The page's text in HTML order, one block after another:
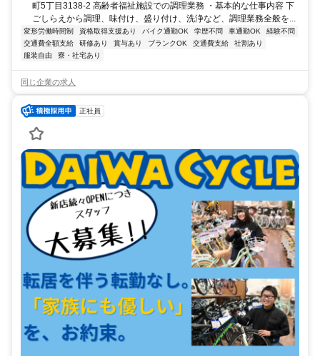
町5丁目3138-2 高齢者福祉施設での調理業務 ・基本的な仕事内容 下
ごしらえから調理、味付け、盛り付け、洗浄など、調理業務全般を...
変形労働時間制 資格取得支援あり バイク通勤OK 学歴不問 車通勤OK
経験不問
交通費全額支給
研修あり 賞与あり ブランクOK 交通費支給
社割あり
服装自由
寮・社宅あり
同じ企業の求人
正社員